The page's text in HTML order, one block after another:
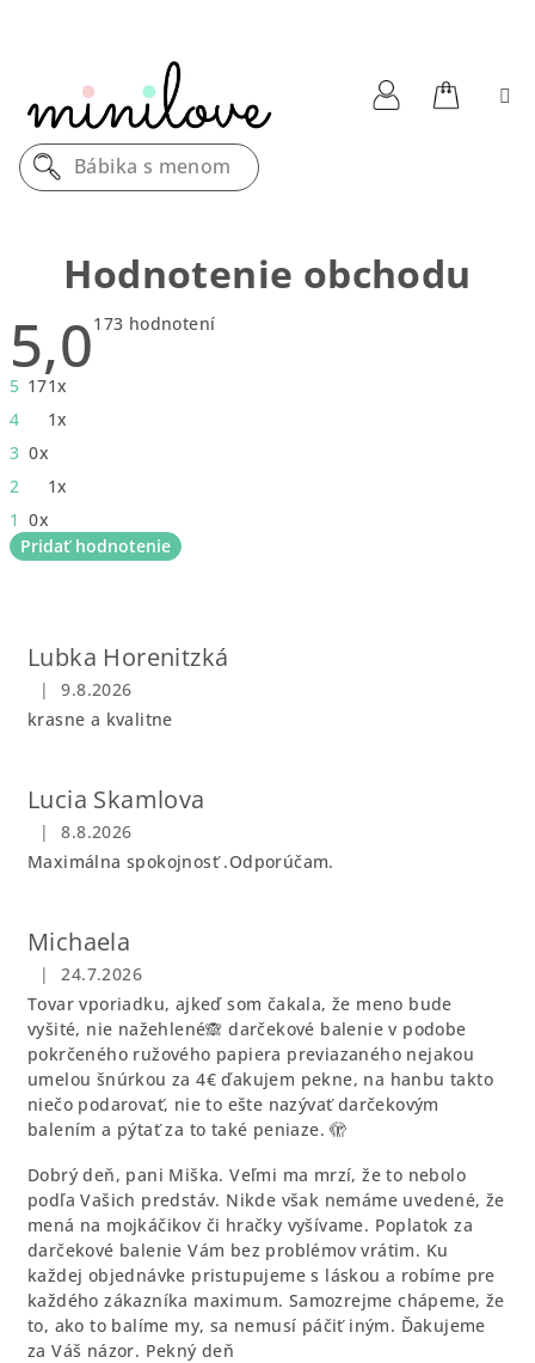
Bábika s menom
Hodnotenie obchodu
5,0Priemerné
173 hodnotení
5 171x
4
1x
3 0x
2
1x
1
0x
Pridať hodnotenie
Lubka Horenitzká
Hodnotenie obchodu je 5 z 5 hviezdičiek.
|
9.8.2026
krasne a kvalitne
Lucia Skamlova
Hodnotenie obchodu je 5 z 5 hviezdičiek.
|
8.8.2026
Maximálna spokojnosť .Odporúčam.
Michaela
Hodnotenie obchodu je 2 z 5 hviezdičiek.
|
24.7.2026
Tovar vporiadku, ajkeď som čakala, že meno bude
vyšité, nie nažehlené🙈 darčekové balenie v podobe
pokrčeného ružového papiera previazaného nejakou
umelou šnúrkou za 4€ ďakujem pekne, na hanbu takto
niečo podarovať, nie to ešte nazývať darčekovým
balením a pýtať za to také peniaze. 🫣
Dobrý deň, pani Miška. Veľmi ma mrzí, že to nebolo
podľa Vašich predstáv. Nikde však nemáme uvedené, že
mená na mojkáčikov či hračky vyšívame. Poplatok za
darčekové balenie Vám bez problémov vrátim. Ku
každej objednávke pristupujeme s láskou a robíme pre
každého zákazníka maximum. Samozrejme chápeme, že
to, ako to balíme my, sa nemusí páčiť iným. Ďakujeme
za Váš názor. Pekný deň